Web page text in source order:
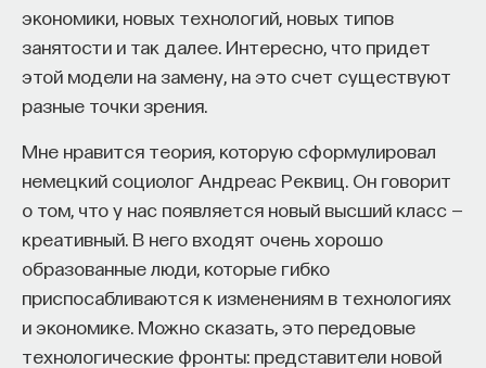
экономики, новых технологий, новых типов
занятости и так далее. Интересно, что придет
этой модели на замену, на это счет существуют
разные точки зрения.
Мне нравится теория, которую сформулировал
немецкий социолог Андреас Реквиц. Он говорит
о том, что у нас появляется новый высший класс —
креативный. В него входят очень хорошо
образованные люди, которые гибко
приспосабливаются к изменениям в технологиях
и экономике. Можно сказать, это передовые
технологические фронты: представители новой
ПОДДЕРЖАТЬ ПОСТНАУКУ